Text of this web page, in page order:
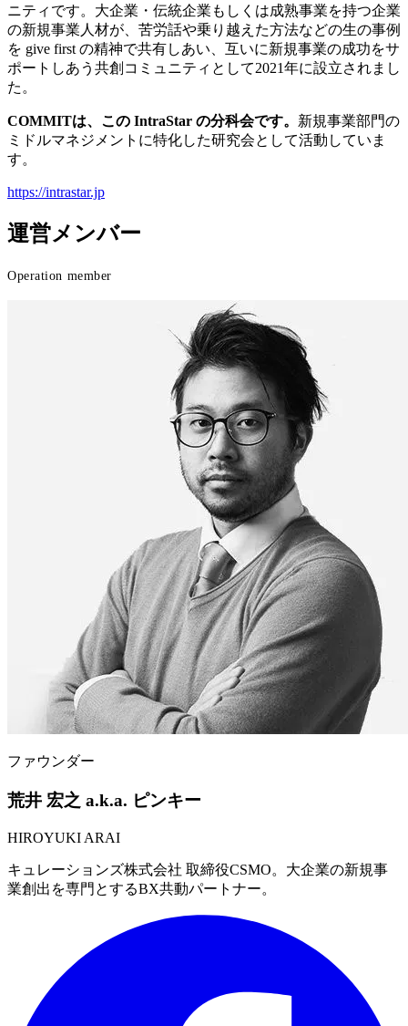
ニティです。大企業・伝統企業もしくは成熟事業を持つ企業
の新規事業人材が、苦労話や乗り越えた方法などの生の事例
を give first の精神で共有しあい、互いに新規事業の成功をサ
ポートしあう共創コミュニティとして2021年に設立されまし
た。
COMMITは、この IntraStar の分科会です。 新規事業部門の
ミドルマネジメントに特化した研究会として活動していま
す。
https://intrastar.jp
運営メンバー
Operation member
ファウンダー
荒井 宏之 a.k.a. ピンキー
HIROYUKI ARAI
キュレーションズ株式会社 取締役CSMO。大企業の新規事
業創出を専門とするBX共動パートナー。